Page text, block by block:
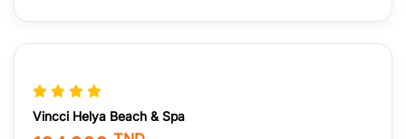
Vincci Helya Beach & Spa